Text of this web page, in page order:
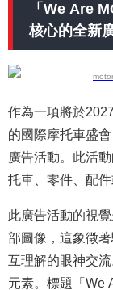
「We Are
核心的全新
作為一項將於
的國際摩托車盛
廣告活動。此活
托車、零件、配
此廣告活動的視
部圖像，這象徵
互理解的眼神交
元素。標題「We